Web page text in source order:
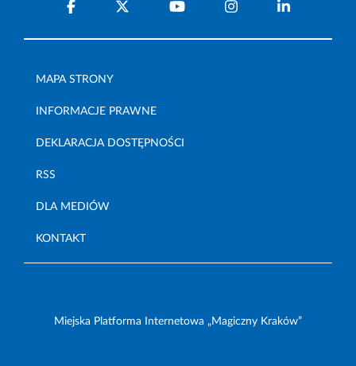
MAPA STRONY
INFORMACJE PRAWNE
DEKLARACJA DOSTĘPNOŚCI
RSS
DLA MEDIÓW
KONTAKT
Miejska Platforma Internetowa „Magiczny Kraków”